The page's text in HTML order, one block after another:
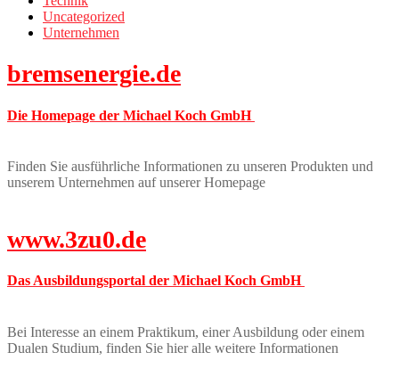
Uncategorized
Unternehmen
bremsenergie.de
Die Homepage der Michael Koch GmbH
Finden Sie ausführliche Informationen zu unseren Produkten und
unserem Unternehmen auf unserer Homepage
www.3zu0.de
Das Ausbildungsportal der Michael Koch GmbH
Bei Interesse an einem Praktikum, einer Ausbildung oder einem
Dualen Studium, finden Sie hier alle weitere Informationen